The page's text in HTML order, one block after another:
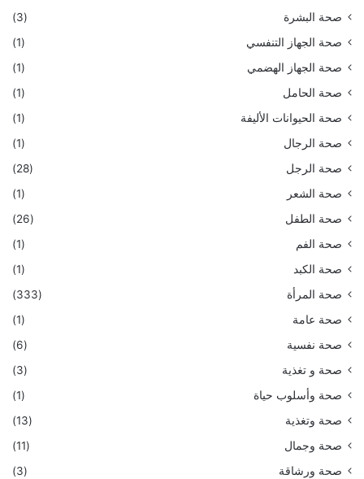
صحة البشرة
(3)
صحة الجهاز التنفسي
(1)
صحة الجهاز الهضمي
(1)
صحة الحامل
(1)
صحة الحيوانات الأليفة
(1)
صحة الرجال
(1)
صحة الرجل
(28)
صحة الشعر
(1)
صحة الطفل
(26)
صحة الفم
(1)
صحة الكبد
(1)
صحة المرأة
(333)
صحة عامة
(1)
صحة نفسية
(6)
صحة و تغذية
(3)
صحة وأسلوب حياة
(1)
صحة وتغذية
(13)
صحة وجمال
(11)
صحة ورشاقة
(3)